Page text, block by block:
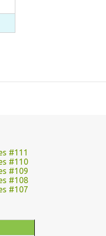
#111
#110
#109
#108
#107